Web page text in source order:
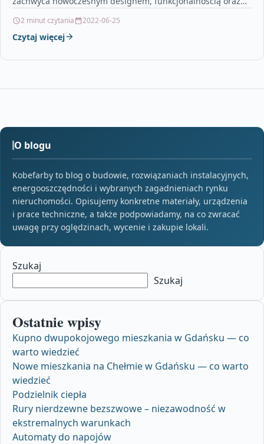
2 minut czytania 2022-06-25
Czytaj więcej
O blogu
Kobefarby to blog o budowie, rozwiązaniach instalacyjnych,
energooszczędności i wybranych zagadnieniach rynku
nieruchomości. Opisujemy konkretne materiały, urządzenia
i prace techniczne, a także podpowiadamy, na co zwracać
uwagę przy oględzinach, wycenie i zakupie lokali.
Szukaj
Szukaj
Ostatnie wpisy
Kupno dwupokojowego mieszkania w Gdańsku — co
warto wiedzieć
Nowe mieszkania na Chełmie w Gdańsku — co warto
wiedzieć
Podzielnik ciepła
Rury nierdzewne bezszwowe – niezawodność w
ekstremalnych warunkach
Automaty do napojów